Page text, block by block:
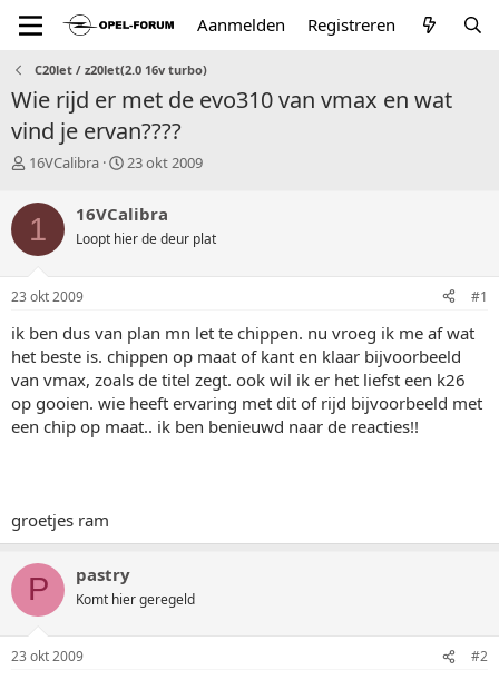
Aanmelden Registreren
C20let / z20let(2.0 16v turbo)
Wie rijd er met de evo310 van vmax en wat
vind je ervan????
T
p
c
s
a
t
e
r
16VCalibra
S
r
t
a
m
23 okt 2009
1 16VCalibra
Loopt hier de deur plat
23 okt 2009 #1
ik ben dus van plan mn let te chippen. nu vroeg ik me af wat
het beste is. chippen op maat of kant en klaar bijvoorbeeld
van vmax, zoals de titel zegt. ook wil ik er het liefst een k26
op gooien. wie heeft ervaring met dit of rijd bijvoorbeeld met
een chip op maat.. ik ben benieuwd naar de reacties!!
groetjes ram
P pastry
Komt hier geregeld
23 okt 2009 #2